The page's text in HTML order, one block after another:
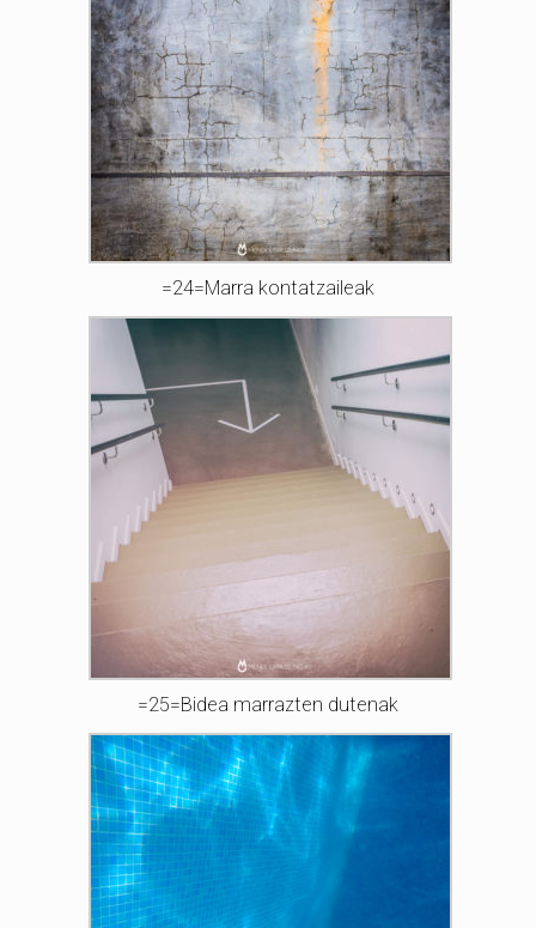
=24=Marra kontatzaileak
=25=Bidea marrazten dutenak